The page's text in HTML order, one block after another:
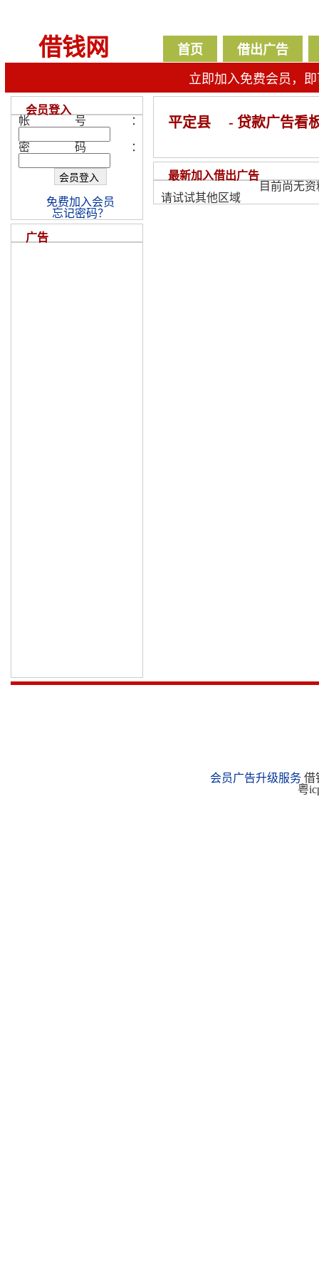
借钱网 首页 借出广告
立即加入免费会员，
平定县 - 贷款广告看
最新加入借出广告
目前尚无
请试试其他区域
会员登入
帐号：
密码：
免费加入会员
忘记密码？
广告
会员广告升级服务借
粤